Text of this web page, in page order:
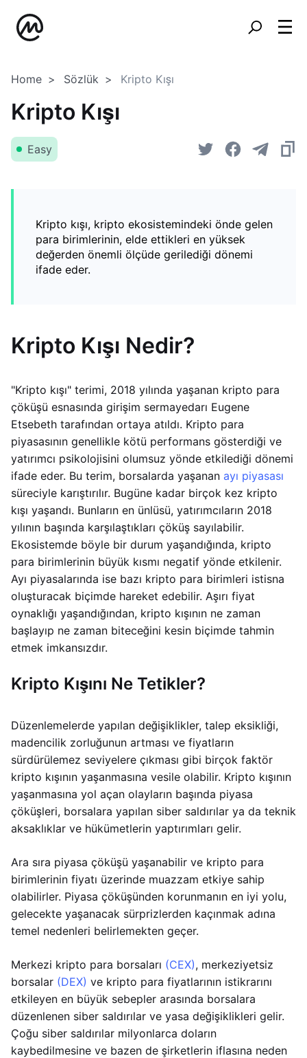
Home Sözlük Kripto Kışı
Kripto Kışı
Easy
Kripto kışı, kripto ekosistemindeki önde gelen
para birimlerinin, elde ettikleri en yüksek
değerden önemli ölçüde gerilediği dönemi
ifade eder.
Kripto Kışı Nedir?
"Kripto kışı" terimi, 2018 yılında yaşanan kripto para
çöküşü esnasında girişim sermayedarı Eugene
Etsebeth tarafından ortaya atıldı. Kripto para
piyasasının genellikle kötü performans gösterdiği ve
yatırımcı psikolojisini olumsuz yönde etkilediği dönemi
ifade eder. Bu terim, borsalarda yaşanan ayı piyasası
süreciyle karıştırılır. Bugüne kadar birçok kez kripto
kışı yaşandı. Bunların en ünlüsü, yatırımcıların 2018
yılının başında karşılaştıkları çöküş sayılabilir.
Ekosistemde böyle bir durum yaşandığında, kripto
para birimlerinin büyük kısmı negatif yönde etkilenir.
Ayı piyasalarında ise bazı kripto para birimleri istisna
oluşturacak biçimde hareket edebilir. Aşırı fiyat
oynaklığı yaşandığından, kripto kışının ne zaman
başlayıp ne zaman biteceğini kesin biçimde tahmin
etmek imkansızdır.
Kripto Kışını Ne Tetikler?
Düzenlemelerde yapılan değişiklikler, talep eksikliği,
madencilik zorluğunun artması ve fiyatların
sürdürülemez seviyelere çıkması gibi birçok faktör
kripto kışının yaşanmasına vesile olabilir. Kripto kışının
yaşanmasına yol açan olayların başında piyasa
çöküşleri, borsalara yapılan siber saldırılar ya da teknik
aksaklıklar ve hükümetlerin yaptırımları gelir.
Ara sıra piyasa çöküşü yaşanabilir ve kripto para
birimlerinin fiyatı üzerinde muazzam etkiye sahip
olabilirler. Piyasa çöküşünden korunmanın en iyi yolu,
gelecekte yaşanacak sürprizlerden kaçınmak adına
temel nedenleri belirlemekten geçer.
Merkezi kripto para borsaları (CEX), merkeziyetsiz
borsalar (DEX) ve kripto para fiyatlarının istikrarını
etkileyen en büyük sebepler arasında borsalara
düzenlenen siber saldırılar ve yasa değişiklikleri gelir.
Çoğu siber saldırılar milyonlarca doların
kaybedilmesine ve bazen de şirketlerin iflasına neden